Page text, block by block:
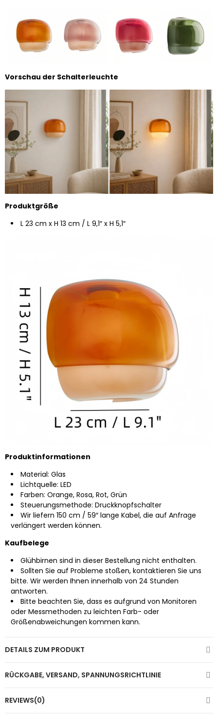
Vorschau der Schalterleuchte
Produktgröße
L 23 cm x H 13 cm / L 9,1″ x H 5,1″
Produktinformationen
Material: Glas
Lichtquelle: LED
Farben: Orange, Rosa, Rot, Grün
Steuerungsmethode: Druckknopfschalter
Wir liefern 150 cm / 59″ lange Kabel, die auf Anfrage
verlängert werden können.
Kaufbelege
Glühbirnen sind in dieser Bestellung nicht enthalten.
Sollten Sie auf Probleme stoßen, kontaktieren Sie uns
bitte. Wir werden Ihnen innerhalb von 24 Stunden
antworten.
Bitte beachten Sie, dass es aufgrund von Monitoren
oder Messmethoden zu leichten Farb- oder
Größenabweichungen kommen kann.
DETAILS ZUM PRODUKT
RÜCKGABE, VERSAND, SPANNUNGSRICHTLINIE
REVIEWS(0)